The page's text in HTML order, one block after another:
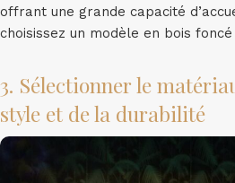
offrant une grande capacité
choisissez un modèle en bois
3. Sélectionner le
style et de la durabilité